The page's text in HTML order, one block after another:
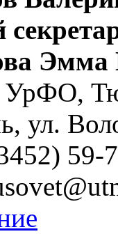
Эмма
ул.
59-